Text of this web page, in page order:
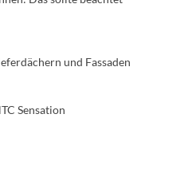
und Fassaden
Sensation